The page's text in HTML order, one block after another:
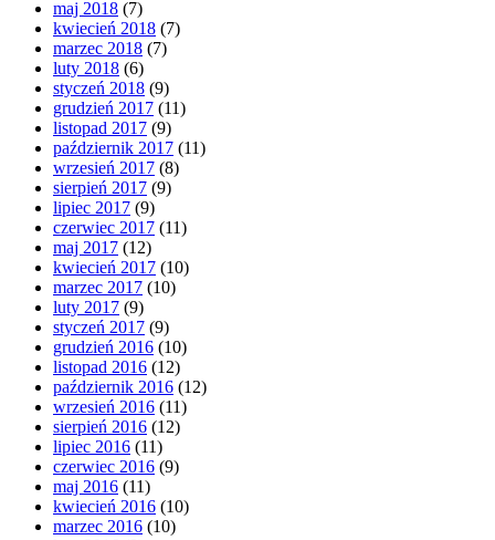
maj 2018 (7)
kwiecień 2018 (7)
marzec 2018 (7)
luty 2018 (6)
styczeń 2018 (9)
grudzień 2017 (11)
listopad 2017 (9)
październik 2017 (11)
wrzesień 2017 (8)
sierpień 2017 (9)
lipiec 2017 (9)
czerwiec 2017 (11)
maj 2017 (12)
kwiecień 2017 (10)
marzec 2017 (10)
luty 2017 (9)
styczeń 2017 (9)
grudzień 2016 (10)
listopad 2016 (12)
październik 2016 (12)
wrzesień 2016 (11)
sierpień 2016 (12)
lipiec 2016 (11)
czerwiec 2016 (9)
maj 2016 (11)
kwiecień 2016 (10)
marzec 2016 (10)